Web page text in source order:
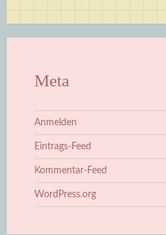
Meta
Anmelden
Eintrags-Feed
Kommentar-Feed
WordPress.org